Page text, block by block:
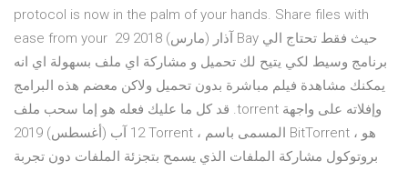
protocol is now in the palm of your hands. Share files with
ease from your 29 آذار (مارس) 2018 Bay حيث فقط تحتاج الي
برنامج وسيط لكي يتيح لك تحميل و مشاركة اي ملف بسهولة اي انه
يمكنك مشاهدة فيلم مباشرة بدون تحميل ولاكن معضم هذه البرامج
قد كل ما عليك فعله هو إما سحب ملف .torrent وإفلاته على واجهة
12 آب (أغسطس) 2019 Torrent ، المسمى باسم BitTorrent ، هو
بروتوكول مشاركة الملفات الذي يسمح بتجزئة الملفات دون تجربة